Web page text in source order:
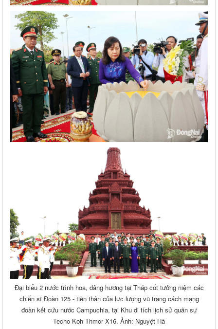
Đại biểu 2 nước trình hoa, dâng hương tại Tháp cốt tưởng niệm các
chiến sĩ Đoàn 125 - tiền thân của lực lượng vũ trang cách mạng
đoàn kết cứu nước Campuchia, tại Khu di tích lịch sử quân sự
Techo Koh Thmor X16. Ảnh: Nguyệt Hà